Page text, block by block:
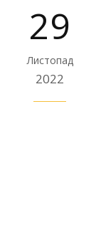
29
Листопад
2022